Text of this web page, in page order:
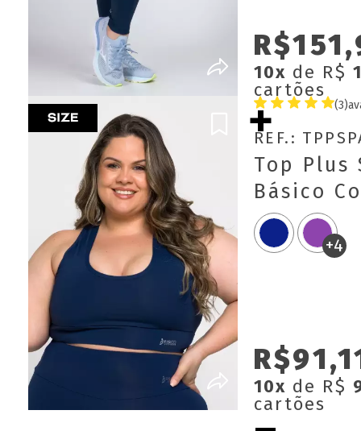
10x de R$
cartões
(3)
REF.:
+4
Top Plus
Básico
10x de R$
cartões